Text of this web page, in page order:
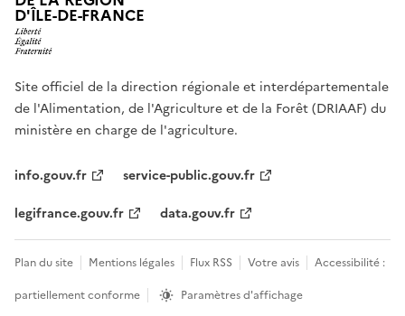
D'ÎLE-DE-FRANCE
Site officiel de la direction régionale et interdépartementale
de l'Alimentation, de l'Agriculture et de la Forêt (DRIAAF) du
ministère en charge de l'agriculture.
info.gouv.fr
service-public.gouv.fr
legifrance.gouv.fr
data.gouv.fr
Plan du site Mentions légales Flux RSS Votre avis
Accessibilité :
partiellement conforme
Paramètres d'affichage